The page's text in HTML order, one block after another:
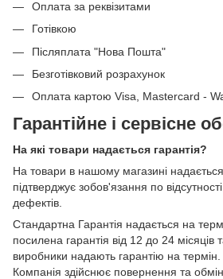
Оплата за реквізитами
Готівкою
Післяплата "Нова Пошта"
Безготівковий розрахунок
Оплата картою Visa, Mastercard -
Гарантійне і сервісне
На які товари надається гарантія?
На товари в нашому магазині надається
підтверджує зобов'язання по
дефектів.
Стандартна Гарантія надається на
посилена гарантія від 12 до 24 місяців
виробники надають гарантію на термін.
Компанія здійснює повернення та